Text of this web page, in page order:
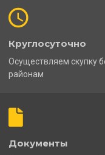
Круглосуточно
Осуществляем скупку
районам
Документы